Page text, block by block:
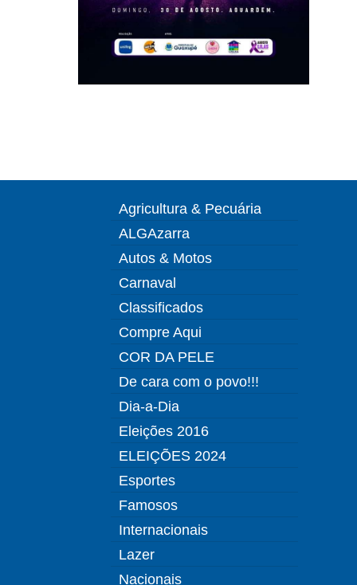
Agricultura & Pecuária
ALGAzarra
Autos & Motos
Carnaval
Classificados
Compre Aqui
COR DA PELE
De cara com o povo!!!
Dia-a-Dia
Eleições 2016
ELEIÇÕES 2024
Esportes
Famosos
Internacionais
Lazer
Nacionais